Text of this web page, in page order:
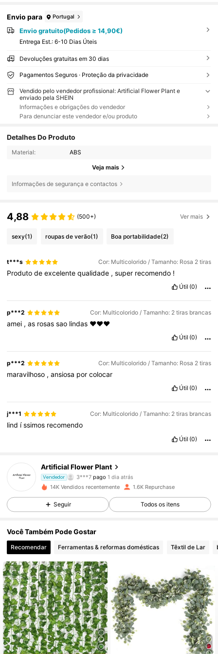
Envio para Portugal
Envio gratuito(Pedidos ≥ 14,90€)
Entrega Est.: 6-10 Dias Úteis
Devoluções gratuitas em 30 dias
Pagamentos Seguros · Proteção da privacidade
Vendido pelo vendedor profissional: Artificial Flower Plant e
enviado pela SHEIN
Informações e obrigações do vendedor
Para denunciar este vendedor e/ou produto
Detalhes Do Produto
Material: ABS
Veja mais
Informações de segurança e contactos
4,88 (500+) Ver mais
sexy(1) roupas de verão(1) Boa portabilidade(2)
t***s Cor: Multicolorido / Tamanho: Rosa 2 tiras
Produtodeexcelentequalidade ,super recomendo !
Útil (0)
p***2 Cor: Multicolorido / Tamanho: 2 tiras brancas
amei ,as rosassao lindas ❤️❤️❤️
Útil (0)
p***2 Cor: Multicolorido / Tamanho: Rosa 2 tiras
maravilhoso ,ansiosa porcolocar
Útil (0)
j***1 Cor: Multicolorido / Tamanho: 2 tiras brancas
lind íssimos recomendo
Útil (0)
Artificial Flower Plant
Vendedor
4,81
391 Seguidores
3***7 pago 1 dia atrás
391 Seguidores
4,81 391 Seguidores
4,81 391 Seguidores
4,81 391 Seguidores
4,81 391 Seguidores
14K Vendidos recentemente 1.6K Repurchase
Seguir Todos os itens
Você Também Pode Gostar
Recomendar Ferramentas & reformas domésticas Têxtil de Lar